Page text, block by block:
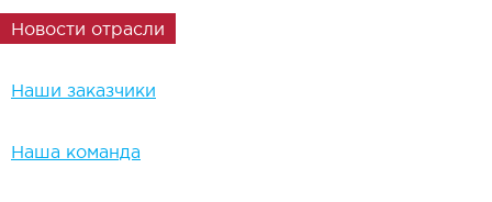
Новости отрасли
Наши заказчики
Наша команда